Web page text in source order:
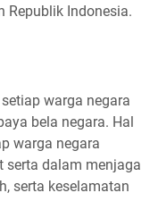
Republik Indonesia.
warga negara
bela negara. Hal
warga negara
dalam menjaga
serta keselamatan